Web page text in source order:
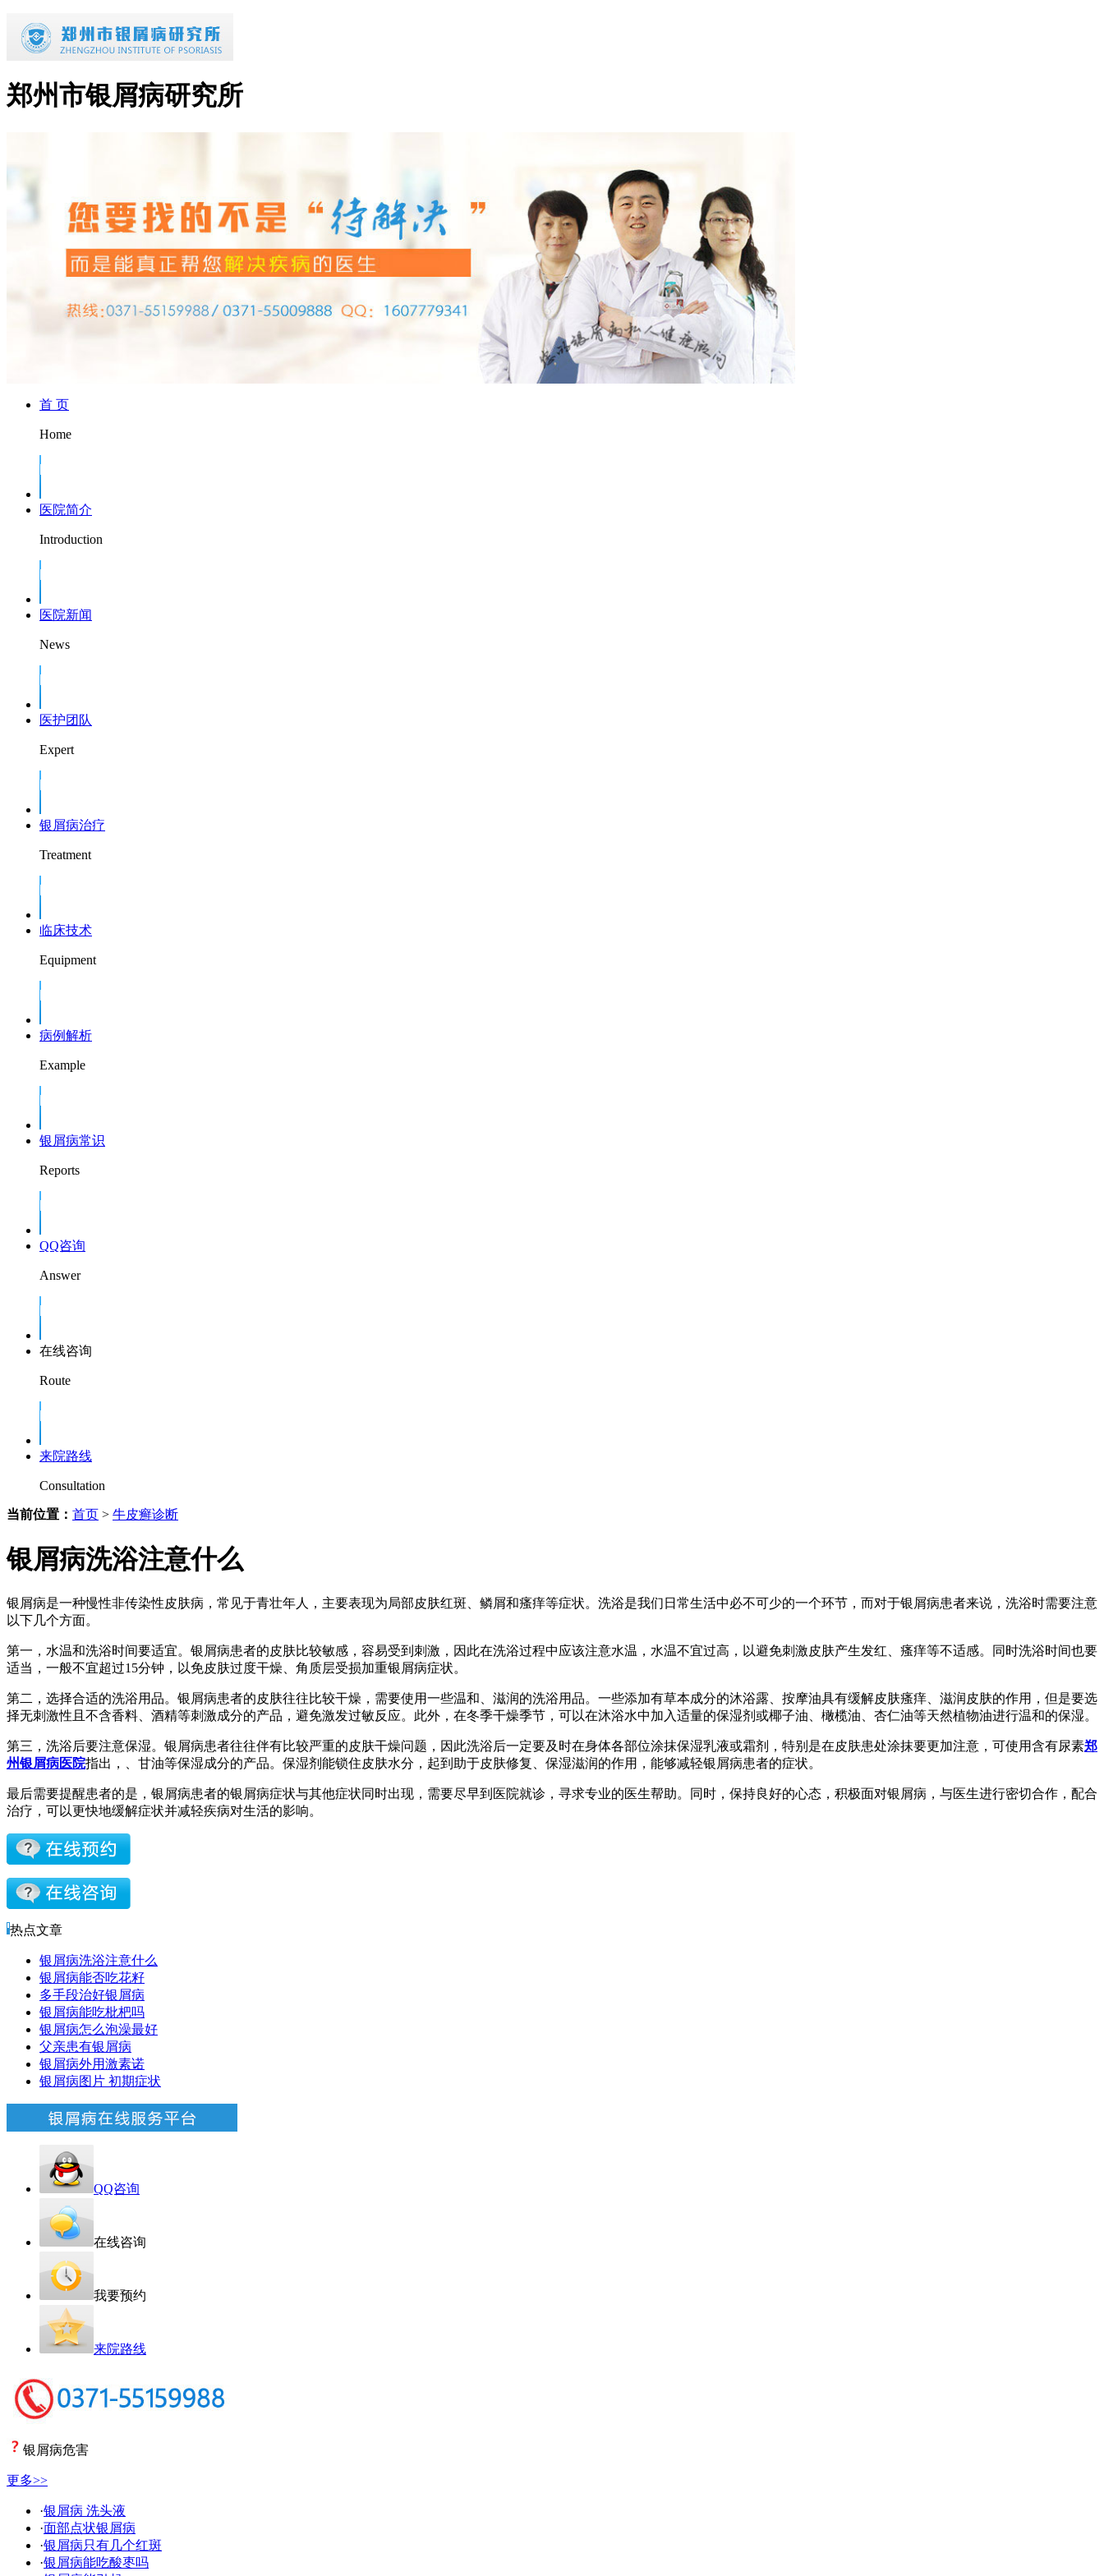
郑州市银屑病研究所
首 页
Home
医院简介
Introduction
医院新闻
News
医护团队
Expert
银屑病治疗
Treatment
临床技术
Equipment
病例解析
Example
银屑病常识
Reports
QQ咨询
Answer
在线咨询
Route
来院路线
Consultation
当前位置： 首页 > 牛皮癣诊断
银屑病洗浴注意什么
银屑病是一种慢性非传染性皮肤病，常见于青壮年人，主要表现为局部皮肤红斑、鳞屑和瘙痒等症状。洗浴是我们日常生活中必不可少的一个环节，而对于银屑病患者来说，洗浴时需要注意
以下几个方面。
第一，水温和洗浴时间要适宜。银屑病患者的皮肤比较敏感，容易受到刺激，因此在洗浴过程中应该注意水温，水温不宜过高，以避免刺激皮肤产生发红、瘙痒等不适感。同时洗浴时间也要
适当，一般不宜超过15分钟，以免皮肤过度干燥、角质层受损加重银屑病症状。
第二，选择合适的洗浴用品。银屑病患者的皮肤往往比较干燥，需要使用一些温和、滋润的洗浴用品。一些添加有草本成分的沐浴露、按摩油具有缓解皮肤瘙痒、滋润皮肤的作用，但是要选
择无刺激性且不含香料、酒精等刺激成分的产品，避免激发过敏反应。此外，在冬季干燥季节，可以在沐浴水中加入适量的保湿剂或椰子油、橄榄油、杏仁油等天然植物油进行温和的保湿。
第三，洗浴后要注意保湿。银屑病患者往往伴有比较严重的皮肤干燥问题，因此洗浴后一定要及时在身体各部位涂抹保湿乳液或霜剂，特别是在皮肤患处涂抹要更加注意，可使用含有尿素郑
州银屑病医院指出，、甘油等保湿成分的产品。保湿剂能锁住皮肤水分，起到助于皮肤修复、保湿滋润的作用，能够减轻银屑病患者的症状。
最后需要提醒患者的是，银屑病患者的银屑病症状与其他症状同时出现，需要尽早到医院就诊，寻求专业的医生帮助。同时，保持良好的心态，积极面对银屑病，与医生进行密切合作，配合
治疗，可以更快地缓解症状并减轻疾病对生活的影响。
热点文章
银屑病洗浴注意什么
银屑病能否吃花籽
多手段治好银屑病
银屑病能吃枇杷吗
银屑病怎么泡澡最好
父亲患有银屑病
银屑病外用激素诺
银屑病图片 初期症状
QQ咨询
在线咨询
我要预约
来院路线
银屑病危害
更多>>
·银屑病 洗头液
·面部点状银屑病
·银屑病只有几个红斑
·银屑病能吃酸枣吗